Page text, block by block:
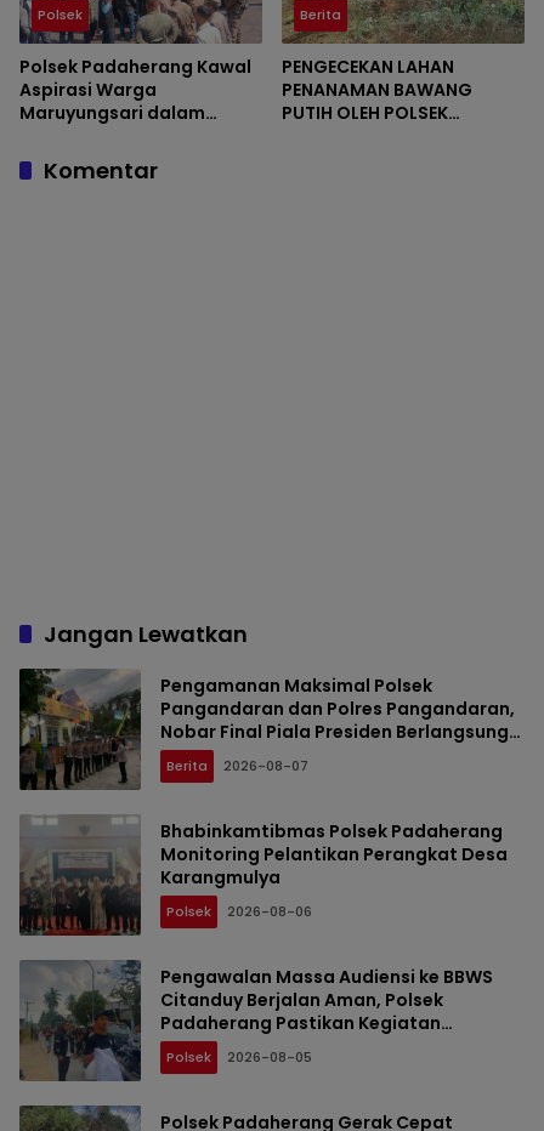
Polsek
Polsek Padaherang Kawal
Aspirasi Warga
Maruyungsari dalam
Banjir di BBWS Citanduy
Berita
PENGECEKAN LAHAN
PENANAMAN BAWANG
PUTIH OLEH POLSEK
Komentar
Jangan Lewatkan
Pengamanan Maksimal Polsek
Pangandaran dan Polres Pangandaran,
Nobar Final Piala Presiden Berlangsung
Aman
Berita 2026-08-07
Bhabinkamtibmas Polsek Padaherang
Monitoring Pelantikan Perangkat Desa
Karangmulya
Polsek 2026-08-06
Pengawalan Massa Audiensi ke BBWS
Citanduy Berjalan Aman, Polsek
Padaherang Pastikan Kegiatan
Berlangsung Kondusif
Polsek 2026-08-05
Polsek Padaherang Gerak Cepat